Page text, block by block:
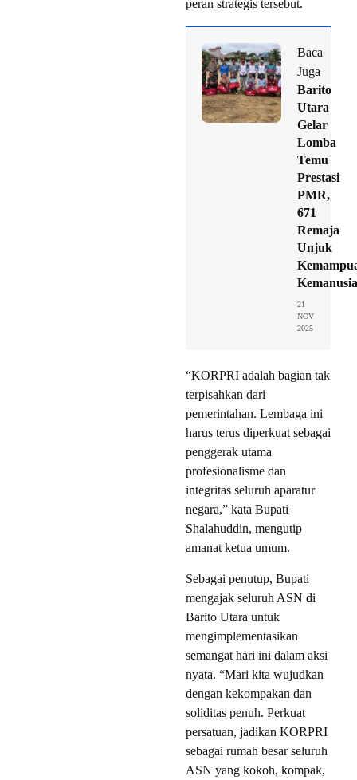
peran strategis tersebut.
Baca
Juga
Barito
Utara
Gelar
Lomba
Temu
Prestasi
PMR,
671
Remaja
Unjuk
21
NOV
2025
“KORPRI adalah bagian tak
terpisahkan dari
pemerintahan. Lembaga ini
harus terus diperkuat sebagai
penggerak utama
profesionalisme dan
integritas seluruh aparatur
negara,” kata Bupati
Shalahuddin, mengutip
amanat ketua umum.
Sebagai penutup, Bupati
mengajak seluruh ASN di
Barito Utara untuk
mengimplementasikan
semangat hari ini dalam aksi
nyata. “Mari kita wujudkan
dengan kekompakan dan
soliditas penuh. Perkuat
persatuan, jadikan KORPRI
sebagai rumah besar seluruh
ASN yang kokoh, kompak,